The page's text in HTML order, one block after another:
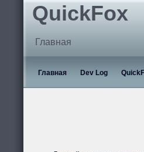
QuickFox
Главная
Главная Dev Log